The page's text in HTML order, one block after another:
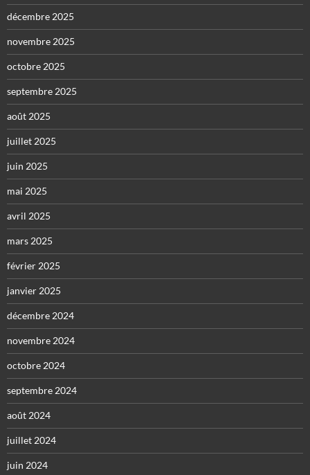
décembre 2025
novembre 2025
octobre 2025
septembre 2025
août 2025
juillet 2025
juin 2025
mai 2025
avril 2025
mars 2025
février 2025
janvier 2025
décembre 2024
novembre 2024
octobre 2024
septembre 2024
août 2024
juillet 2024
juin 2024